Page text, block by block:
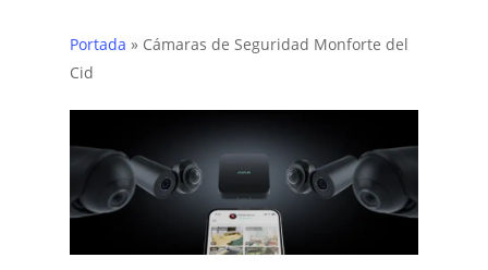
Portada » Cámaras de Seguridad Monforte del
Cid